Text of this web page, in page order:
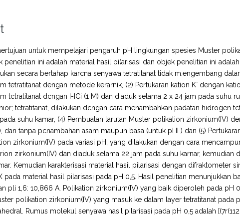
untuk mempelajari pengaruh pH lingkungan spesies Muster
penelitian ini adalah material hasil pi(arisasi dan objek penelitian ini
secara bertahap karcna senyawa tetratitanat tidak m.engembang
tetratitanat dengan metode kerarnik, (2) Pertukaran kation K` dengan
tctratitanat dcngan I-ICi (1 M) dan diaduk selama 2 x 24 jam pada suhu
tetratitanat, dilakukan dcngan cara menambahkan padatan hidrogen
suhu kamar, (4) Pembuatan larutan Muster polikation zirkonium(IV)
dan tanpa pcnambahan asam maupun basa (untuk pI II ) dan (5)
zirkonium(IV) pada variasi pH, yang dilakukan dengan cara
zirkonium(IV) dan diaduk selama 22 jam pada suhu karnar, kemudian
Kemudian karakterisasi material hasil pilarisasi dengan difraktometer
pada material hasil pilarisasi pada pH 0,5. Hasil penelitian menunjukkan
pli 1,6: 10,866 A. Polikation zirkonium(IV) yang baik diperoleh pada pH
polikation zirkonium(IV) yang masuk ke dalam layer tetratitanat pada
Rumus molekul senyawa hasil pilarisasi pada pH 0,5 adalah